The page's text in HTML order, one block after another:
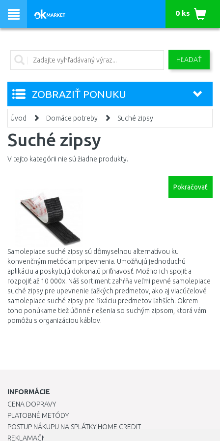
HĽADAŤ
0 ks
ZOBRAZIŤ PONUKU
Úvod Domáce potreby Suché zipsy
Suché zipsy
V tejto kategórii nie sú žiadne produkty.
Pokračovať
Samolepiace suché zipsy sú dômyselnou alternatívou ku
konvenčným metódam pripevnenia. Umožňujú jednoduchú
aplikáciu a poskytujú dokonalú priľnavosť. Možno ich spojiť a
rozpojiť až 10 000x. Náš sortiment zahŕňa veľmi pevné samolepiace
suché zipsy pre upevnenie ťažkých predmetov, ako aj viacúčelové
samolepiace suché zipsy pre fixáciu predmetov ľahších. Okrem
toho ponúkame tiež účinné riešenia so suchým zipsom, ktorá vám
pomôžu s organizáciou káblov.
INFORMÁCIE
CENA DOPRAVY
PLATOBNÉ METÓDY
POSTUP NÁKUPU NA SPLÁTKY HOME CREDIT
REKLAMAČNÝ PORIADOK